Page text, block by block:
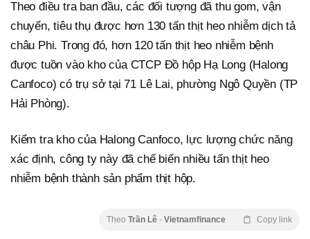
Theo điều tra ban đầu, các đối tượng đã thu gom, vận
chuyển, tiêu thụ được hơn 130 tấn thịt heo nhiễm dịch tả
châu Phi. Trong đó, hơn 120 tấn thịt heo nhiễm bệnh
được tuồn vào kho của CTCP Đồ hộp Hạ Long (Halong
Canfoco) có trụ sở tại 71 Lê Lai, phường Ngô Quyền (TP
Hải Phòng).
Kiểm tra kho của Halong Canfoco, lực lượng chức năng
xác định, công ty này đã chế biến nhiều tấn thịt heo
nhiễm bệnh thành sản phẩm thịt hộp.
Theo Trần Lê - Vietnamfinance Copy link